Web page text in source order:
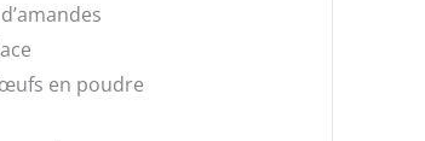
en poudre